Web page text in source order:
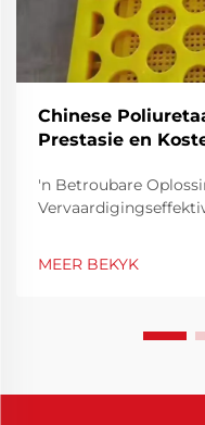
Chinese
Prestasie en
'n Betroubare
van materiale en
MEER BEKYK